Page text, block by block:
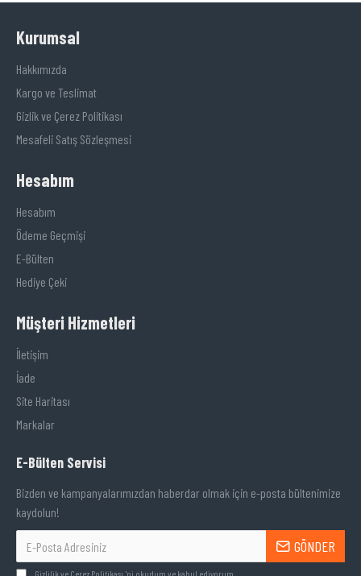
Kurumsal
Hakkımızda
Kargo ve Teslimat
Gizlik ve Çerez Politikası
Mesafeli Satış Sözleşmesi
Hesabım
Hesabım
Ödeme Geçmişi
E-Bülten
Hediye Çeki
Müşteri Hizmetleri
İletişim
İade
Site Haritası
Markalar
E-Bülten Servisi
Bizden ve kampanyalarımızdan haberdar olmak için e-posta bültenimize
kaydolun!
GÖNDER
Gizlilik ve Çerez Politikası 'ni okudum ve kabul ediyorum.